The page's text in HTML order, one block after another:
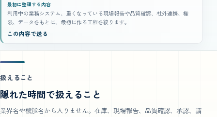
最初に整理する内容
利用中の業務システム、重くなっている現場報告や品質確認、社外連携、権
限、データをもとに、最初に作る工程を絞ります。
この内容で送る
扱えること
隠れた時間で扱えること
業界名や機能名から入りません。在庫、現場報告、品質確認、承認、請